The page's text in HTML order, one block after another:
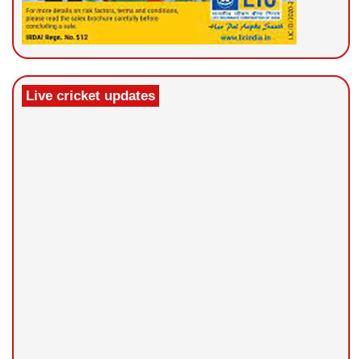
Live cricket updates